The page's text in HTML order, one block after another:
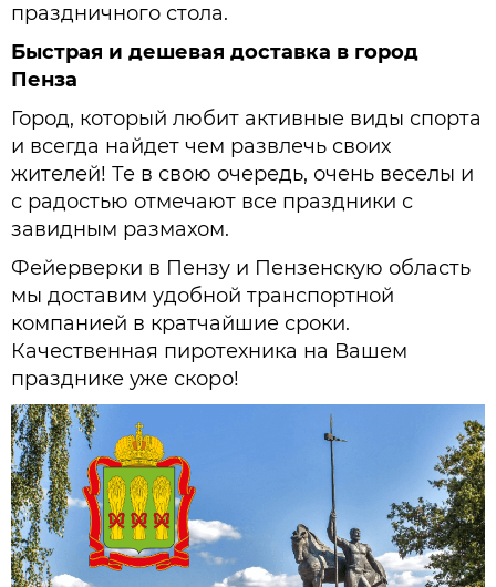
праздничного стола.
Быстрая и дешевая доставка в город
Пенза
Город, который любит активные виды спорта
и всегда найдет чем развлечь своих
жителей! Те в свою очередь, очень веселы и
с радостью отмечают все праздники с
завидным размахом.
Фейерверки в Пензу и Пензенскую область
мы доставим удобной транспортной
компанией в кратчайшие сроки.
Качественная пиротехника на Вашем
празднике уже скоро!